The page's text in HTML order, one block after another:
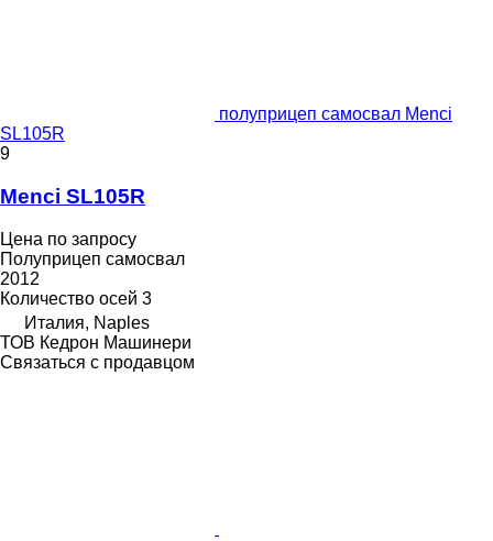
полуприцеп самосвал Menci
SL105R
9
Menci SL105R
Цена по запросу
Полуприцеп самосвал
2012
Количество осей 3
Италия, Naples
ТОВ Кедрон Машинери
Связаться с продавцом